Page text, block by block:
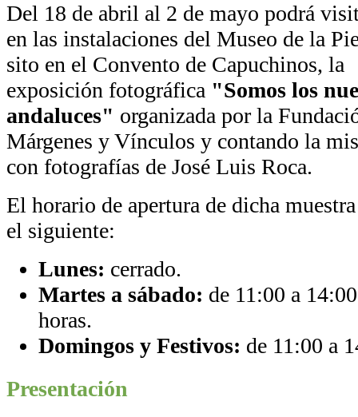
Del 18 de abril al 2 de mayo podrá
en las instalaciones del Museo de la
sito en el Convento de Capuchinos, la
exposición fotográfica "Somos los
andaluces" organizada por la
Márgenes y Vínculos y contando la
con fotografías de José Luis Roca.
El horario de apertura de dicha muestra
el siguiente:
Lunes: cerrado.
Martes a sábado: de 11:00 a
horas.
Domingos y Festivos: de 11:00 a
Presentación